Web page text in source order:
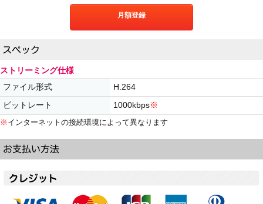
月額登録
ストリーミング仕様
ファイル形式 H.264
ビットレート 1000kbps※
※ インターネットの接続環境によって異なります